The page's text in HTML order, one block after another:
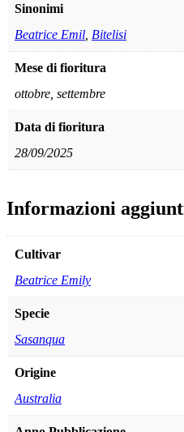
Sinonimi
Beatrice Emil Bitelisi
Mese di fioritura
ottobre, settembre
Data di fioritura
28/09/2025
Informazioni
Cultivar
Beatrice Emily
Specie
Sasanqua
Origine
Australia